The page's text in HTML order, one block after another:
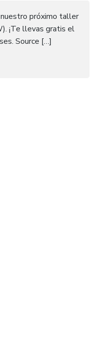
próximo taller
¡Te llevas gratis el
Source […]